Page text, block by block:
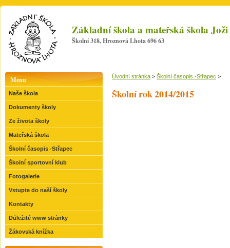
Základní škola a mateřská škola
Školní 318, Hroznová Lhota 696 63
Menu
Naše škola
Dokumenty školy
Ze života školy
Mateřská škola
Školní časopis -Střapec
Školní sportovní klub
Fotogalerie
Vstupte do naší školy
Kontakty
Důležité www stránky
Žákovská knížka
Úvodní stránka > Školní časopis -Střapec >
Školní rok 2014/2015